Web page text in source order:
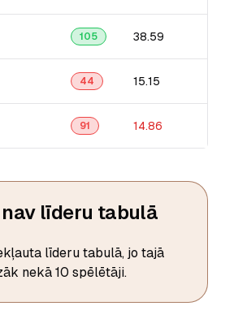
105 38.59
44 15.15
91 14.86
nav līderu tabulā
līderu tabulā, jo tajā
nekā 10 spēlētāji.